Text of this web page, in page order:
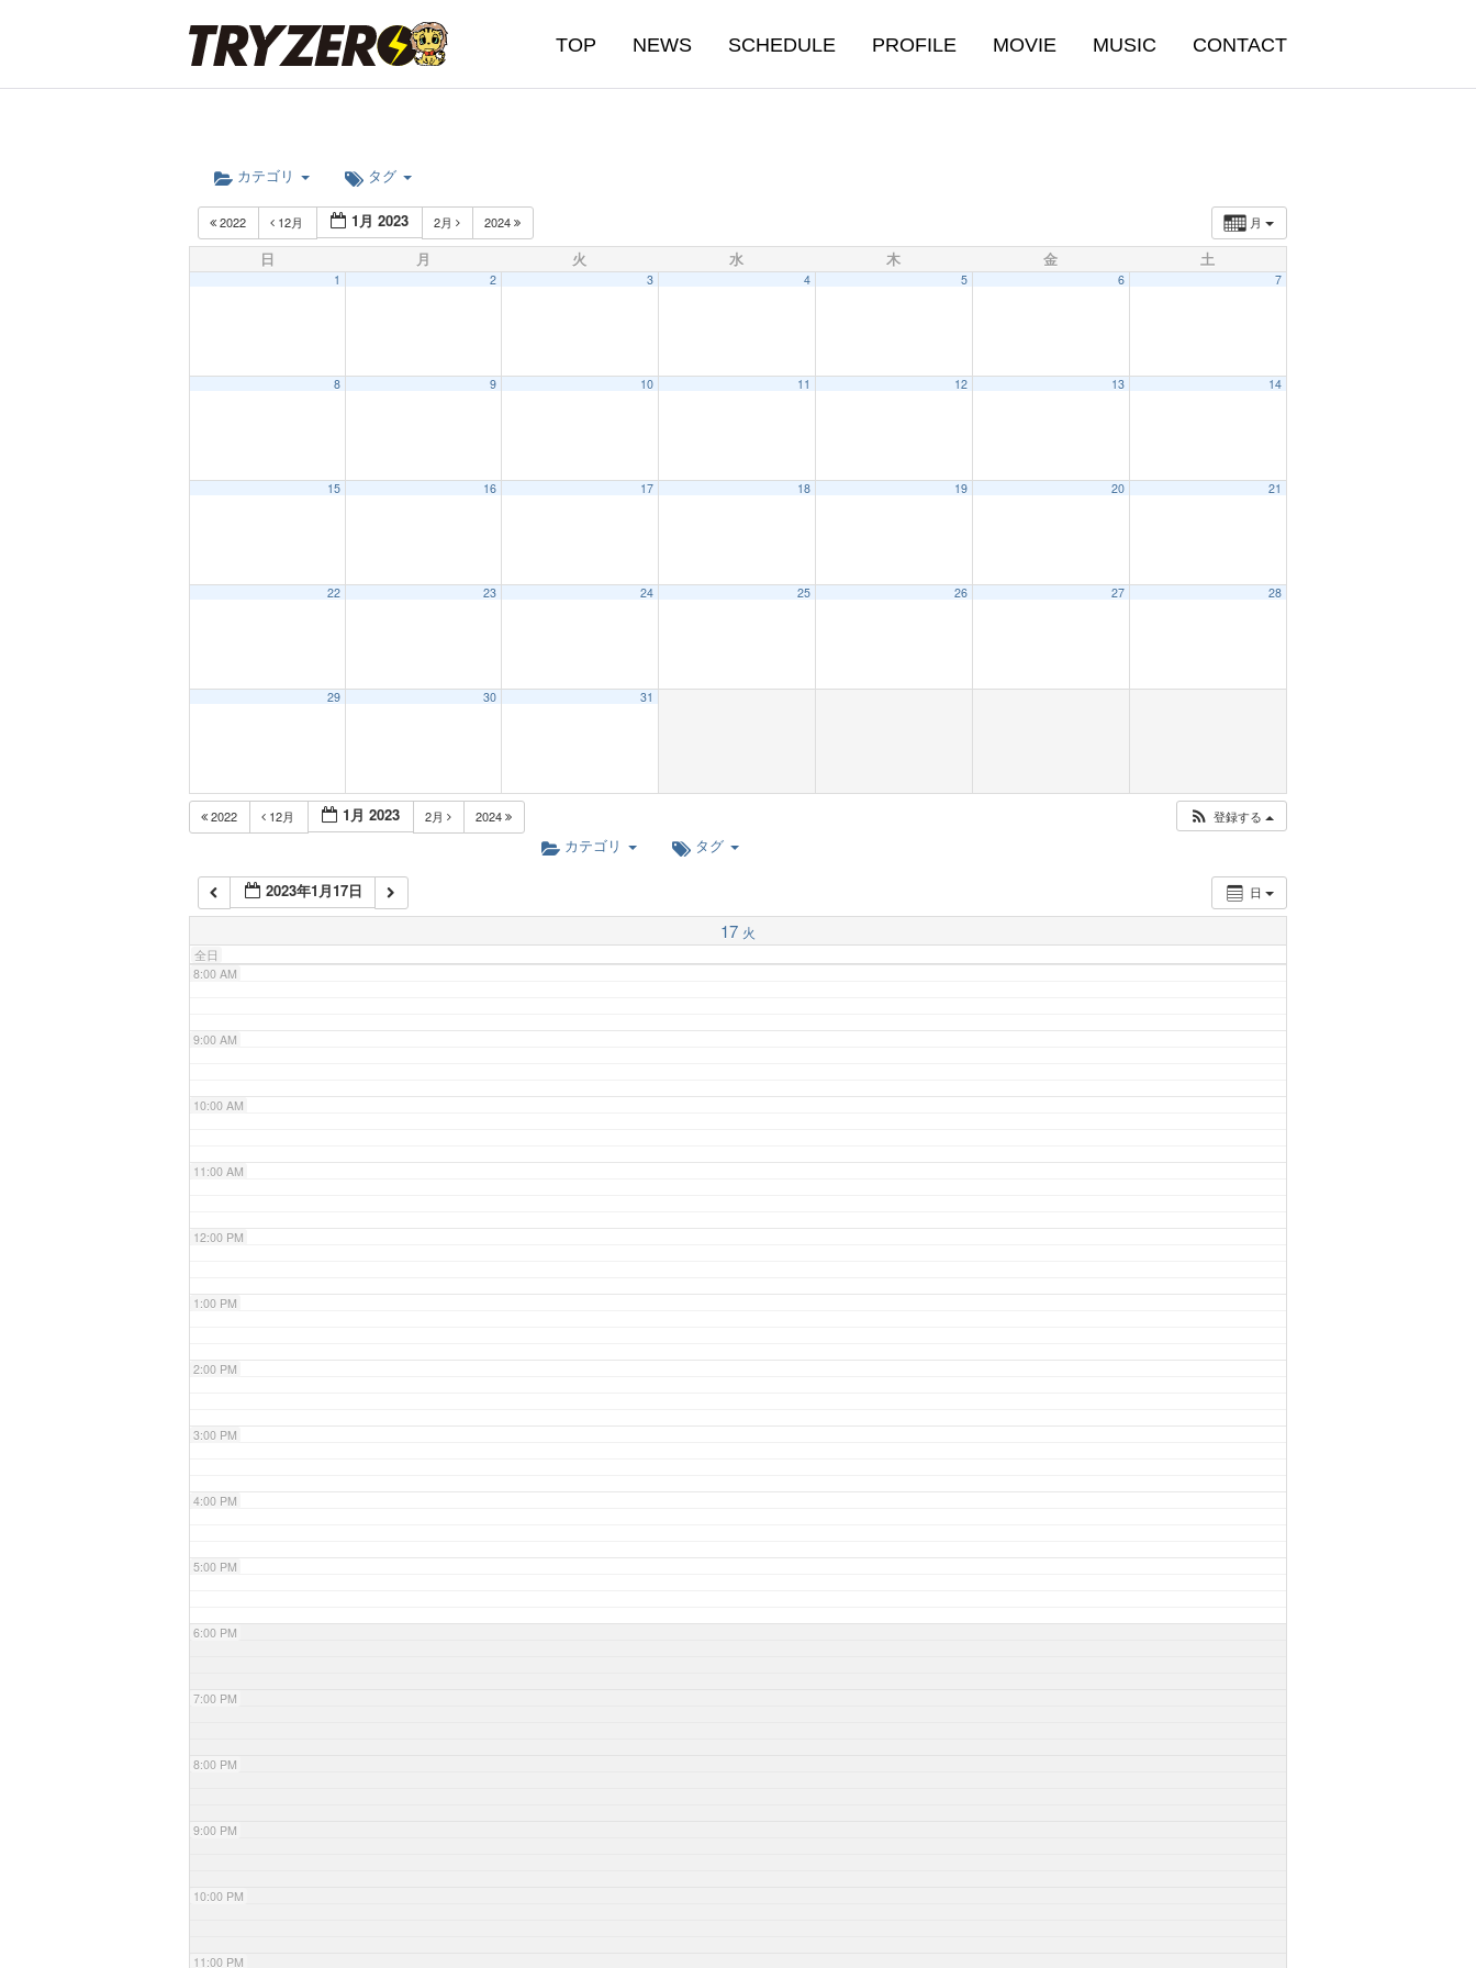
TOP NEWS SCHEDULE PROFILE MOVIE MUSIC CONTACT
カテゴリ タグ
月
2022 12月 1月 2023 2月 2024
日 月 火 水 木 金 土
1 2 3 4 5 6 7
8 9 10 11 12 13 14
15 16 17 18 19 20 21
22 23 24 25 26 27 28
29 30 31
2022 12月 1月 2023 2月 2024 登録する
カテゴリ タグ
日
2023年1月17日
17 火
全日
7:00 AM
8:00 AM
9:00 AM
10:00 AM
11:00 AM
12:00 PM
1:00 PM
2:00 PM
3:00 PM
4:00 PM
5:00 PM
6:00 PM
7:00 PM
8:00 PM
9:00 PM
10:00 PM
11:00 PM